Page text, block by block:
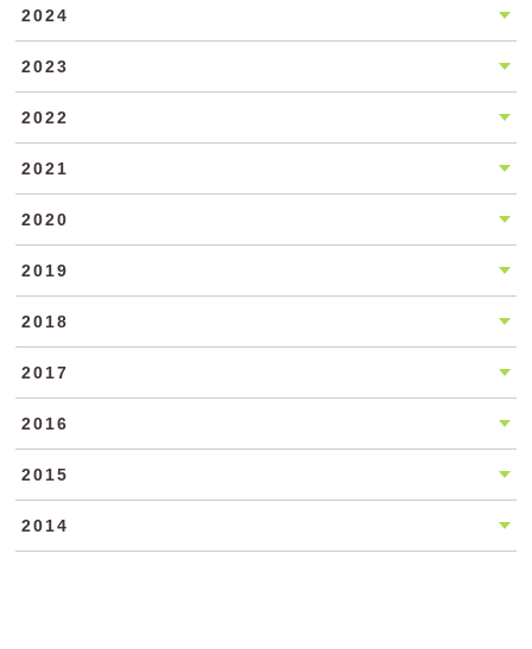
2024
2023
2022
2021
2020
2019
2018
2017
2016
2015
2014